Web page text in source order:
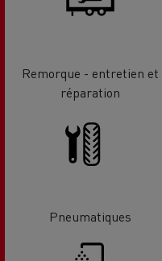
Remorque - entretien et
réparation
Pneumatiques